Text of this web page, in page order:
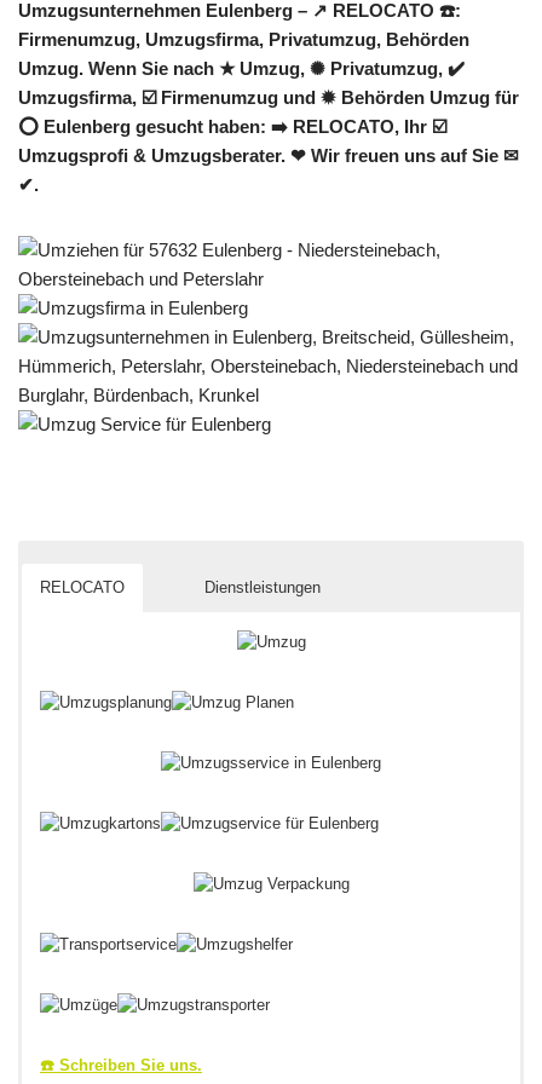
Umzugsunternehmen Eulenberg – ↗️ RELOCATO ☎️:
Firmenumzug, Umzugsfirma, Privatumzug, Behörden
Umzug. Wenn Sie nach ★ Umzug, ✺ Privatumzug, ✔️
Umzugsfirma, ☑️ Firmenumzug und ✹ Behörden Umzug für
⭕ Eulenberg gesucht haben: ➡️ RELOCATO, Ihr ☑️
Umzugsprofi & Umzugsberater. ❤ Wir freuen uns auf Sie ✉
✔.
RELOCATO Dienstleistungen
☎️ Schreiben Sie uns.